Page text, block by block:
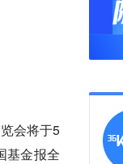
会将于5
基金报全